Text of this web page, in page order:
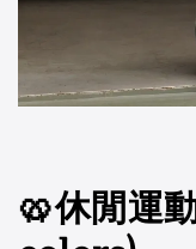
🥨休閒運